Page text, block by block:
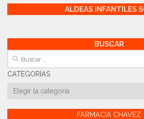
ALDEAS INFANTILES
BUSCAR
Buscar:
CATEGORÍAS
Categorías
FARMACIA CHAVEZ